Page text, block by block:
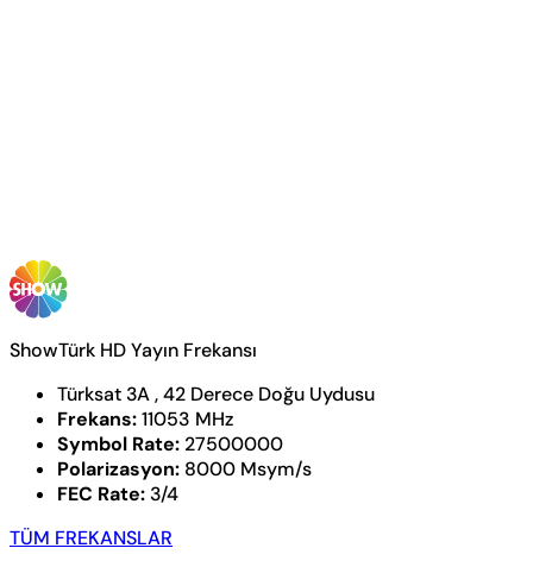
ShowTürk HD Yayın Frekansı
Türksat 3A , 42 Derece Doğu Uydusu
Frekans:11053 MHz
Symbol Rate: 27500000
Polarizasyon: 8000 Msym/s
FEC Rate: 3/4
TÜM FREKANSLAR